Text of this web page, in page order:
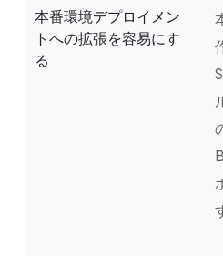
本番環境デプロイメン
トへの拡張を容易にす
る